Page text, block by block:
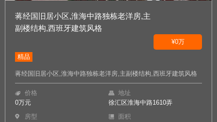
蒋经国旧居小区,淮海中路独栋老洋房,主
副楼结构,西班牙建筑风格
¥0万
精品
蒋经国旧居小区,淮海中路独栋老洋房,主副楼结构,西班牙建筑风格
价格
0万元
地址
徐汇区淮海中路1610弄
房型
面积